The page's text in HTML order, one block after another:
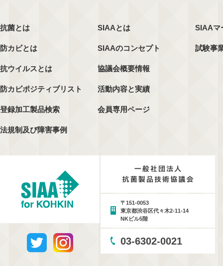
抗菌とは
防カビとは
抗ウイルスとは
防カビポジティブリスト
登録加工製品検索
法規制及び障害事例
SIAAとは
SIAAのコンセプト
協議会概要情報
活動内容と実績
会員専用ページ
SIAAマ
試験事
〒151-0053
東京都渋谷区代々木2-11-14
NKビル5階
03-6302-0021